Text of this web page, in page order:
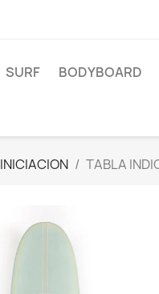
SURF BODYBOARD
INICIACION TABLA